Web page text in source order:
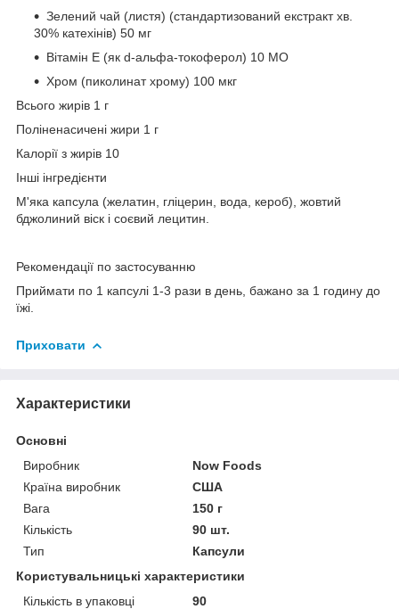
Зелений чай (листя) (стандартизований екстракт хв.
30% катехінів) 50 мг
Вітамін Е (як d-альфа-токоферол) 10 МО
Хром (пиколинат хрому) 100 мкг
Всього жирів 1 г
Поліненасичені жири 1 г
Калорії з жирів 10
Інші інгредієнти
М'яка капсула (желатин, гліцерин, вода, кероб), жовтий
бджолиний віск і соєвий лецитин.
Рекомендації по застосуванню
Приймати по 1 капсулі 1-3 рази в день, бажано за 1 годину до
їжі.
Приховати
Характеристики
Основні
Виробник
Now Foods
Країна виробник
США
Вага
150 г
Кількість
90 шт.
Тип
Капсули
Користувальницькі характеристики
Кількість в упаковці
90